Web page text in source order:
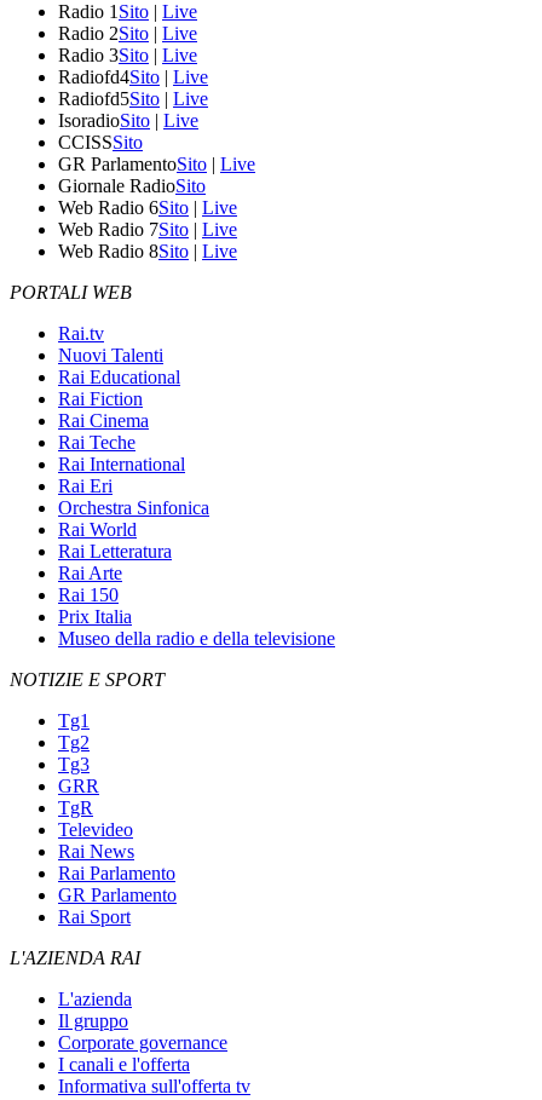
Radio 1 Sito | Live
Radio 2Sito | Live
Radio 3Sito | Live
Radiofd4Sito | Live
Radiofd5Sito | Live
IsoradioSito | Live
CCISSSito
GR ParlamentoSito | Live
Giornale RadioSito
Web Radio 6Sito | Live
Web Radio 7Sito | Live
Web Radio 8Sito | Live
PORTALI WEB
Rai.tv
Nuovi Talenti
Rai Educational
Rai Fiction
Rai Cinema
Rai Teche
Rai International
Rai Eri
Orchestra Sinfonica
Rai World
Rai Letteratura
Rai Arte
Rai 150
Prix Italia
Museo della radio e della televisione
NOTIZIE E SPORT
Tg1
Tg2
Tg3
GRR
TgR
Televideo
Rai News
Rai Parlamento
GR Parlamento
Rai Sport
L'AZIENDA RAI
L'azienda
Il gruppo
Corporate governance
I canali e l'offerta
Informativa sull'offerta tv